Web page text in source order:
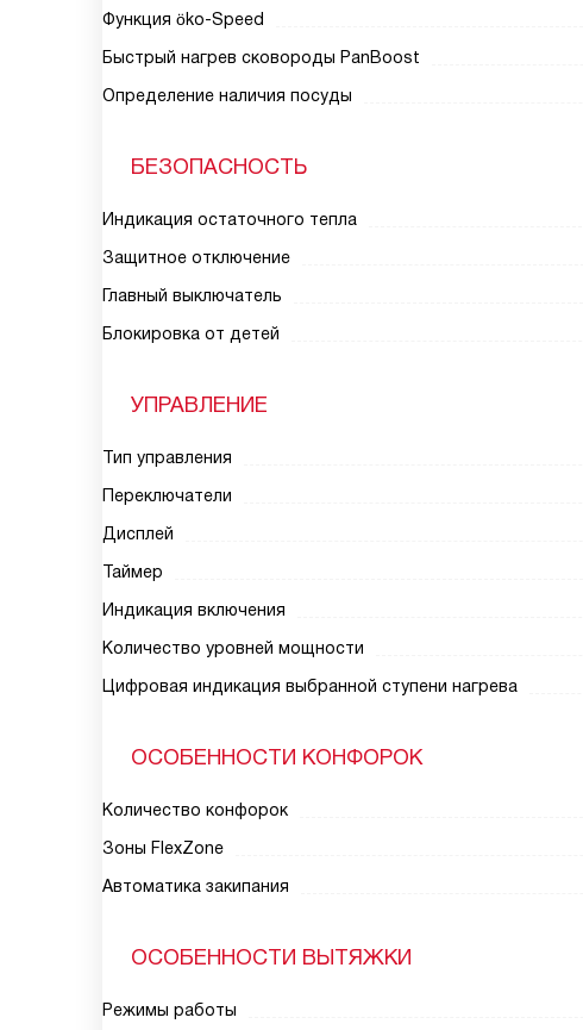
Функция öko-Speed
Быстрый нагрев сковороды PanBoost
Определение наличия посуды
БЕЗОПАСНОСТЬ
Индикация остаточного тепла
Защитное отключение
Главный выключатель
Блокировка от детей
УПРАВЛЕНИЕ
Тип управления
Переключатели
Дисплей
Таймер
Индикация включения
Количество уровней мощности
Цифровая индикация выбранной ступени нагрева
ОСОБЕННОСТИ КОНФОРОК
Количество конфорок
Зоны FlexZone
Автоматика закипания
ОСОБЕННОСТИ ВЫТЯЖКИ
Режимы работы